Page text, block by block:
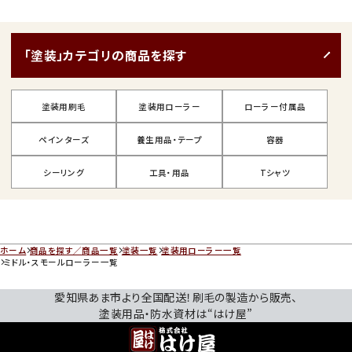
ホーム 商品を探す／商品一覧 塗装一覧 塗装用ローラー一覧
ミドル・スモールローラー一覧
「塗装」カテゴリの商品を探す
塗装用刷毛 塗装用ローラー ローラー付属品
ペインターズ 養生用品・テープ 容器
シーリング 工具・用品 Tシャツ
愛知県あま市より全国配送！刷毛の製造から販売、
塗装用品・防水資材は“はけ屋”